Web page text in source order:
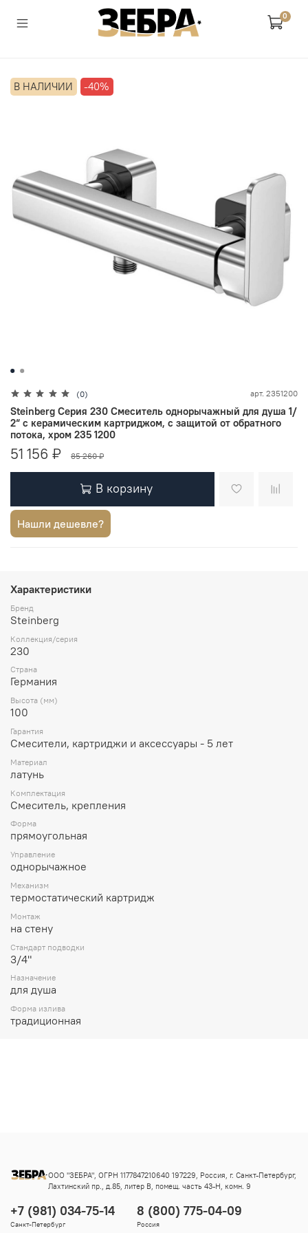
0
В НАЛИЧИИ -40%
(0) арт. 2351200
Steinberg Серия 230 Смеситель однорычажный для душа 1/
2“ с керамическим картриджом, с защитой от обратного
потока, хром 235 1200
51 156 ₽ 85 260 ₽
В корзину
Нашли дешевле?
Характеристики
Бренд
Steinberg
Коллекция/серия
230
Страна
Германия
Высота (мм)
100
Гарантия
Смесители, картриджи и аксессуары - 5 лет
Материал
латунь
Комплектация
Смеситель, крепления
Форма
прямоугольная
Управление
однорычажное
Механизм
термостатический картридж
Монтаж
на стену
Стандарт подводки
3/4"
Назначение
для душа
Форма излива
традиционная
+7 (981) 034-75-14
Санкт-Петербург
8 (800) 775-04-09
Россия
ООО "ЗЕБРА", ОГРН 1177847210640 197229, Россия, г. Санкт-Петербург,
Лахтинский пр., д.85, литер В, помещ. часть 43-Н, комн. 9